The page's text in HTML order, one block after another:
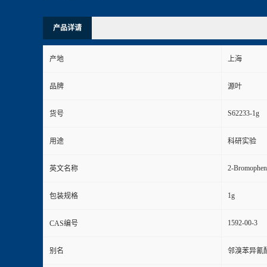
产品详请
产地 上海
品牌 源叶
货号 S62233-1g
用途 科研实验
英文名称 2-
包装规格 1g
CAS编号 1592-00-3
别名 邻溴苯异氰